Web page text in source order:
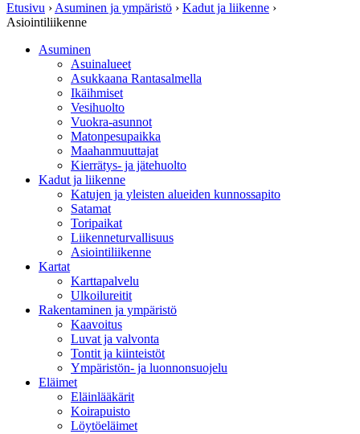
Etusivu › Asuminen ja ympäristö › Kadut ja liikenne ›
Asiointiliikenne
Asuminen
Asuinalueet
Asukkaana Rantasalmella
Ikäihmiset
Vesihuolto
Vuokra-asunnot
Matonpesupaikka
Maahanmuuttajat
Kierrätys- ja jätehuolto
Kadut ja liikenne
Katujen ja yleisten alueiden kunnossapito
Satamat
Toripaikat
Liikenneturvallisuus
Asiointiliikenne
Kartat
Karttapalvelu
Ulkoilureitit
Rakentaminen ja ympäristö
Kaavoitus
Luvat ja valvonta
Tontit ja kiinteistöt
Ympäristön- ja luonnonsuojelu
Eläimet
Eläinlääkärit
Koirapuisto
Löytöeläimet